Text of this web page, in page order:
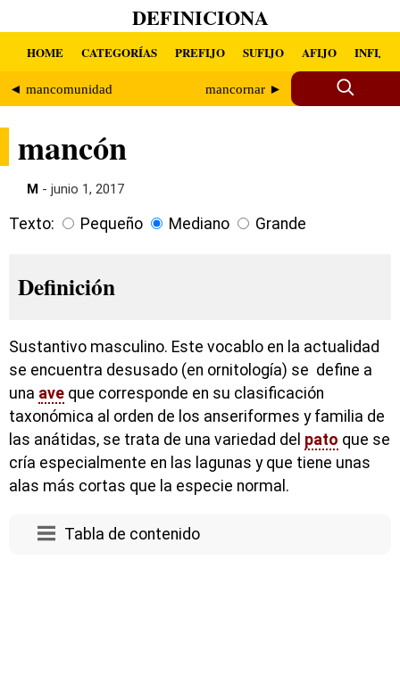
DEFINICIONA
HOME CATEGORÍAS PREFIJO SUFIJO AFIJO INFIJO
◄ mancomunidad mancornar ►
mancón
M - junio 1, 2017
Texto: Pequeño Mediano Grande
Definición
Sustantivo masculino. Este vocablo en la actualidad
se encuentra desusado (en ornitología) se define a
una ave que corresponde en su clasificación
taxonómica al orden de los anseriformes y familia de
las anátidas, se trata de una variedad del pato que se
cría especialmente en las lagunas y que tiene unas
alas más cortas que la especie normal.
Tabla de contenido